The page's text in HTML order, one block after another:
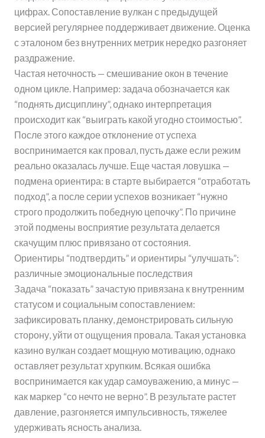
цифрах. Сопоставление вулкан с предыдущей
версией регулярнее поддерживает движение. Оценка
с эталоном без внутренних метрик нередко разгоняет
раздражение.
Частая неточность — смешивание окон в течение
одном цикле. Например: задача обозначается как
“поднять дисциплину”, однако интерпретация
происходит как “выиграть какой угодно стоимостью”.
После этого каждое отклонение от успеха
воспринимается как провал, пусть даже если режим
реально оказалась лучше. Еще частая ловушка —
подмена ориентира: в старте выбирается “отработать
подход”, а после серии успехов возникает “нужно
строго продолжить победную цепочку”. По причине
этой подмены восприятие результата делается
скачущим плюс привязано от состояния.
Ориентиры “подтвердить” и ориентиры “улучшать”:
различные эмоциональные последствия
Задача “показать” зачастую привязана к внутренним
статусом и социальным сопоставлением:
зафиксировать планку, демонстрировать сильную
сторону, уйти от ощущения провала. Такая установка
казино вулкан создает мощную мотивацию, однако
оставляет результат хрупким. Всякая ошибка
воспринимается как удар самоуважению, а минус —
как маркер “со нечто не верно”. В результате растет
давление, разгоняется импульсивность, тяжелее
удерживать ясность анализа.